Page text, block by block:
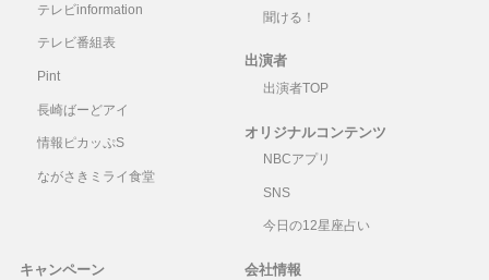
テレビinformation
テレビ番組表
Pint
長崎ばーどアイ
情報ピカッぷS
ながさきミライ食堂
聞ける！
出演者
出演者TOP
オリジナルコンテンツ
NBCアプリ
SNS
今日の12星座占い
キャンペーン 会社情報